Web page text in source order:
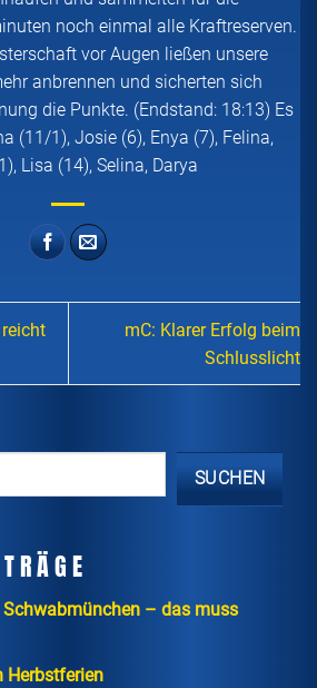
noch einmal alle Kraftreserven.
vor Augen ließen unsere
anbrennen und sicherten sich
die Punkte. (Endstand: 18:13) Es
(11/1), Josie (6), Enya (7), Felina,
Lisa (14), Selina, Darya
mC: Klarer Erfolg beim
Schlusslicht
SUCHEN
– das muss
Herbstferien